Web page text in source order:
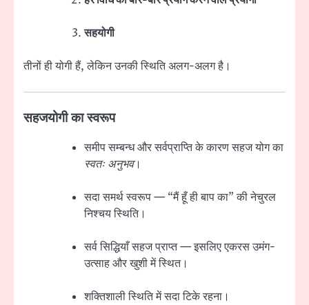
सहयोगी
तीनों ही योगी हैं, लेकिन उनकी स्थिति अलग-अलग है।
सहजयोगी का स्वरूप
समीप सम्बन्ध और सर्वप्राप्ति के कारण सहज योग का
स्वतः अनुभव।
सदा समर्थ स्वरूप — “मैं हूँ ही बाप का” की नेचुरल
निश्चय स्थिति।
सर्व सिद्धियाँ सहज प्राप्त — इसलिए एकरस उमंग-
उत्साह और खुशी में स्थित।
शक्तिशाली स्थिति में सदा टिके रहना।